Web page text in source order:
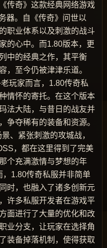
传奇》这款经典网络游戏
器。自《传奇》问世以
职业体系以及刺激的战斗
的心中。而1.80版本，更
中的经典之作，其平衡
，至今仍被津津乐道。
玩家而言，1.80传奇私
情怀的寄托。在这个版本
法大陆，与昔日的战友并
争夺稀有的装备和资源。
、紧张刺激的攻城战，
，都在这里得到了完美
个充满激情与梦想的年
1.80传奇私服并非简单
时，也融入了诸多创新元
许多私服开发者在游戏平
面进行了大量的优化和改
业分支，让玩家在选择角
装备掉落机制，使得获取